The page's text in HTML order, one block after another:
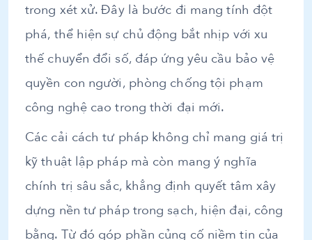
trong xét xử. Đây là bước đi mang tính đột
phá, thể hiện sự chủ động bắt nhịp với xu
thế chuyển đổi số, đáp ứng yêu cầu bảo vệ
quyền con người, phòng chống tội phạm
công nghệ cao trong thời đại mới.
Các cải cách tư pháp không chỉ mang giá trị
kỹ thuật lập pháp mà còn mang ý nghĩa
chính trị sâu sắc, khẳng định quyết tâm xây
dựng nền tư pháp trong sạch, hiện đại, công
bằng. Từ đó góp phần củng cố niềm tin của